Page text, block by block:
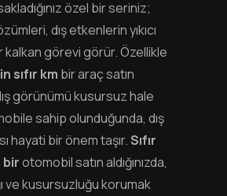
özel bir seriniz;
dış etkenlerin yıkıcı
kalkan görevi görür. Özellikle
sıfır km bir araç satın
görünümü kusursuz hale
sahip olunduğunda, dış
hayati bir önem taşır.Sıfır
birotomobil satın aldığınızda,
ve kusursuzluğu korumak